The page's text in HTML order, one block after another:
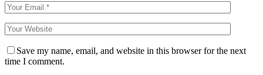
Save my name, email, and website in this browser for the next
time I comment.